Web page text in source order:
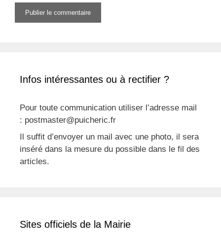
Infos intéressantes ou à rectifier ?
Pour toute communication utiliser l’adresse mail
: postmaster@puicheric.fr
Il suffit d’envoyer un mail avec une photo, il sera
inséré dans la mesure du possible dans le fil des
articles.
Sites officiels de la Mairie